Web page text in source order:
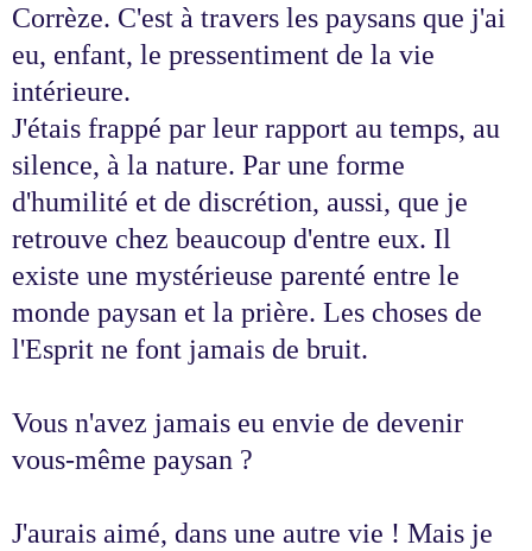
Corrèze. C'est à travers les paysans que j'ai
eu, enfant, le pressentiment de la vie
intérieure.
J'étais frappé par leur rapport au temps, au
silence, à la nature. Par une forme
d'humilité et de discrétion, aussi, que je
retrouve chez beaucoup d'entre eux. Il
existe une mystérieuse parenté entre le
monde paysan et la prière. Les choses de
l'Esprit ne font jamais de bruit.
Vous n'avez jamais eu envie de devenir
vous-même paysan ?
J'aurais aimé, dans une autre vie ! Mais je